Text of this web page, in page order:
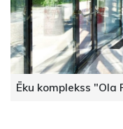
Ēku komplekss